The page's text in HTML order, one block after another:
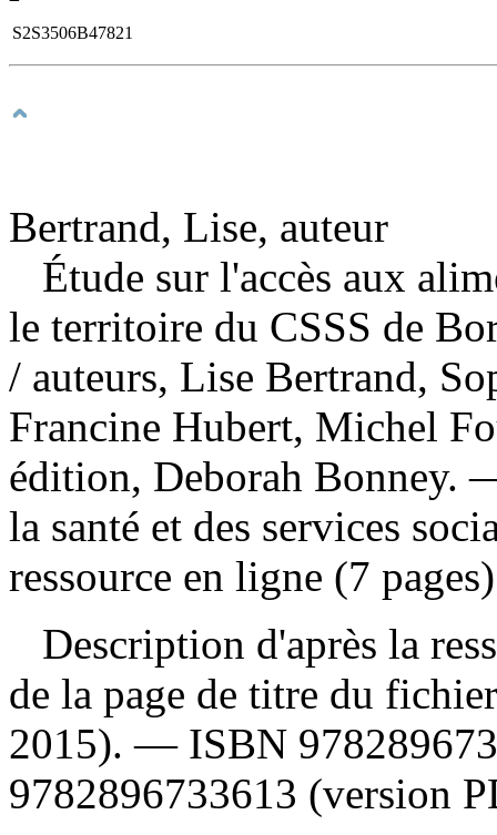
S2S3506B47821
Bertrand, Lise, auteur
Étude sur l'accès aux
le territoire du CSSS de
/ auteurs, Lise Bertrand,
Francine Hubert, Michel
édition, Deborah Bonney.
la santé et des services
ressource en ligne (7
Description d'après la
de la page de titre du
2015). — ISBN
9782896733613 (version